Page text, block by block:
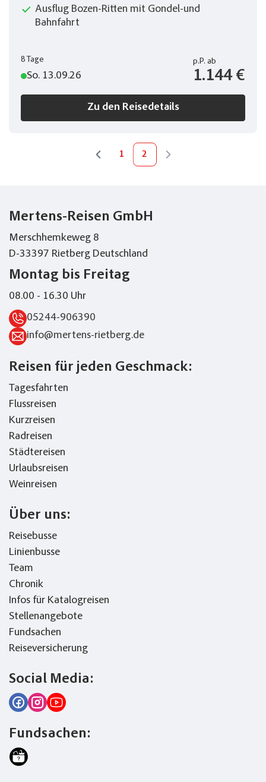
Ausflug Bozen-Ritten mit Gondel-und
Bahnfahrt
8 Tage
So. 13.09.26
p.P. ab
1.144 €
Zu den Reisedetails
1 2
Mertens-Reisen GmbH
Merschhemkeweg 8
D-33397 Rietberg Deutschland
Montag bis Freitag
08.00 - 16.30 Uhr
05244-906390
info@mertens-rietberg.de
Reisen für jeden Geschmack:
Tagesfahrten
Flussreisen
Kurzreisen
Radreisen
Städtereisen
Urlaubsreisen
Weinreisen
Über uns:
Reisebusse
Linienbusse
Team
Chronik
Infos für Katalogreisen
Stellenangebote
Fundsachen
Reiseversicherung
Social Media:
Fundsachen: